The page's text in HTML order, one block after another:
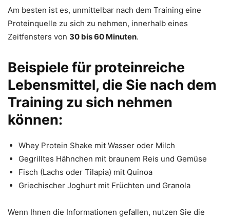
Am besten ist es, unmittelbar nach dem Training eine
Proteinquelle zu sich zu nehmen, innerhalb eines
Zeitfensters von 30 bis 60 Minuten.
Beispiele für proteinreiche
Lebensmittel, die Sie nach dem
Training zu sich nehmen
können:
Whey Protein Shake mit Wasser oder Milch
Gegrilltes Hähnchen mit braunem Reis und Gemüse
Fisch (Lachs oder Tilapia) mit Quinoa
Griechischer Joghurt mit Früchten und Granola
Wenn Ihnen die Informationen gefallen, nutzen Sie die